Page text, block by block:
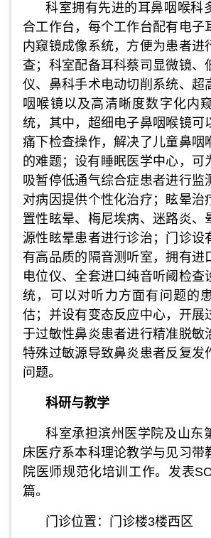
科室拥有先进的耳鼻咽喉科
合工作台，每个工作台配有电子
内窥镜成像系统，方便为患者进
查；科室配备耳科蔡司显微镜、
仪、鼻科手术电动切削系统、超
咽喉镜以及高清晰度数字化内
统，其中，超细电子鼻咽喉镜可
痛下检查操作，解决了儿童鼻咽
的难题；设有睡眠医学中心，可
吸暂停低通气综合症患者进行监
对病因提供个性化治疗；眩晕治
置性眩晕、梅尼埃病、迷路炎、
源性眩晕患者进行诊治；门诊设
有高品质的隔音测听室，拥有进
电位仪、全套进口纯音听阈检查
统，可以对听力方面有问题的
估；并设有变态反应中心，开展
于过敏性鼻炎患者进行精准脱敏
特殊过敏源导致鼻炎患者反复发
问题。
科研与教学
科室承担滨州医学院及山东
床医疗系本科理论教学与见习带
院医师规范化培训工作。发表
篇。
门诊位置：门诊楼3楼西区